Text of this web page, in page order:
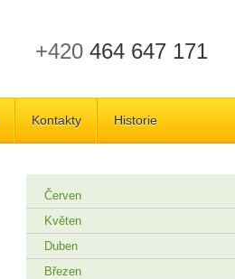
+420 464 647 171
Kontakty Historie
Červen
Květen
Duben
Březen